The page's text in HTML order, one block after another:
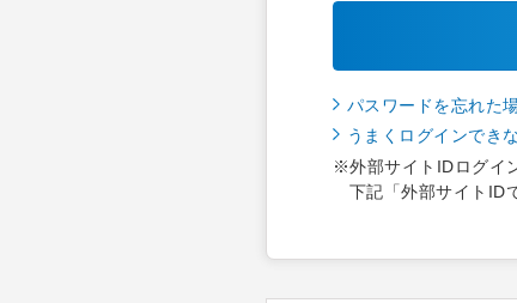
パスワードを忘れた
うまくログインでき
※外部サイトIDログイ
下記「外部サイトID